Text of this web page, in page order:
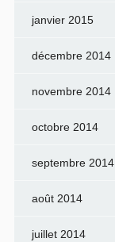
janvier 2015
décembre 2014
novembre 2014
octobre 2014
septembre 2014
août 2014
juillet 2014